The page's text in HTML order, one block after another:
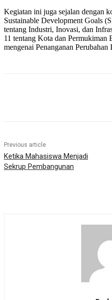
Kegiatan ini juga sejalan dengan
Sustainable Development Goals
tentang Industri, Inovasi, dan
11 tentang Kota dan Permukiman
mengenai Penanganan Perubahan
Previous article
Ketika Mahasiswa Menjadi
Sekrup Pembangunan